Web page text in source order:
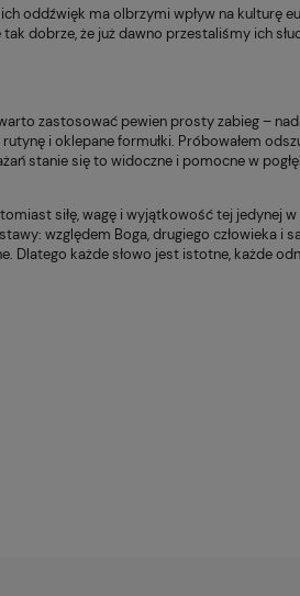
oddźwięk ma olbrzymi wpływ na
dobrze, że już dawno przestaliśmy ich
zastosować pewien prosty zabieg –
i oklepane formuł­ki. Próbowałem
stanie się to widoczne i pomocne w
siłę, wagę i wyjątkowość tej jedynej
względem Boga, drugiego człowieka i
Dlatego każde słowo jest istotne, każde